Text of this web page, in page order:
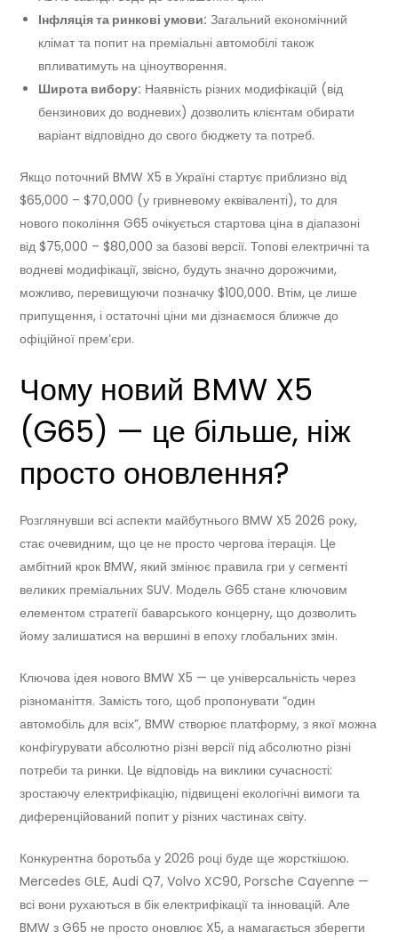
Інфляція та ринкові умови: Загальний економічний
клімат та попит на преміальні автомобілі також
впливатимуть на ціноутворення.
Широта вибору: Наявність різних модифікацій (від
бензинових до водневих) дозволить клієнтам обирати
варіант відповідно до свого бюджету та потреб.
Якщо поточний BMW X5 в Україні стартує приблизно від
$65,000 – $70,000 (у гривневому еквіваленті), то для
нового покоління G65 очікується стартова ціна в діапазоні
від $75,000 – $80,000 за базові версії. Топові електричні та
водневі модифікації, звісно, будуть значно дорожчими,
можливо, перевищуючи позначку $100,000. Втім, це лише
припущення, і остаточні ціни ми дізнаємося ближче до
офіційної прем’єри.
Чому новий BMW X5
(G65) — це більше, ніж
просто оновлення?
Розглянувши всі аспекти майбутнього BMW X5 2026 року,
стає очевидним, що це не просто чергова ітерація. Це
амбітний крок BMW, який змінює правила гри у сегменті
великих преміальних SUV. Модель G65 стане ключовим
елементом стратегії баварського концерну, що дозволить
йому залишатися на вершині в епоху глобальних змін.
Ключова ідея нового BMW X5 — це універсальність через
різноманіття. Замість того, щоб пропонувати “один
автомобіль для всіх”, BMW створює платформу, з якої можна
конфігурувати абсолютно різні версії під абсолютно різні
потреби та ринки. Це відповідь на виклики сучасності:
зростаючу електрифікацію, підвищені екологічні вимоги та
диференційований попит у різних частинах світу.
Конкурентна боротьба у 2026 році буде ще жорсткішою.
Mercedes GLE, Audi Q7, Volvo XC90, Porsche Cayenne —
всі вони рухаються в бік електрифікації та інновацій. Але
BMW з G65 не просто оновлює X5, а намагається зберегти